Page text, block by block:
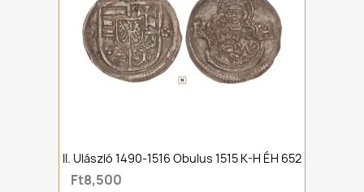
II. Ulászló 1490-1516 Obulus 1515 K-H ÉH 652
Ft8,500